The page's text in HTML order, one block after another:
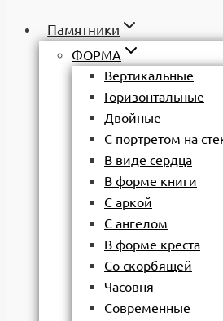
Памятники
ФОРМА
Вертикальные
Горизонтальные
Двойные
С портретом на
В виде сердца
В форме книги
С аркой
С ангелом
В форме креста
Со скорбящей
Часовня
Современные